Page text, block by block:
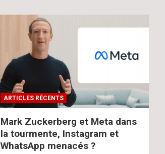
ARTICLES RÉCENTS
Mark Zuckerberg et Meta dans
la tourmente, Instagram et
WhatsApp menacés ?